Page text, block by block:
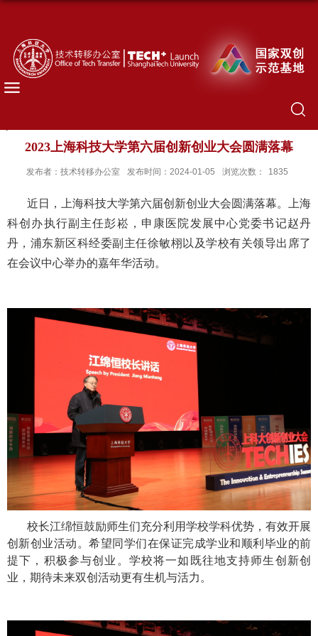
2023上海科技大学第六届创新创业大会圆满落幕
发布者：技术转移办公室 发布时间：2024-01-05 浏览次数： 1835
近日，上海科技大学第六届创新创业大会圆满落幕。上海
科创办执行副主任彭崧，申康医院发展中心党委书记赵丹
丹，浦东新区科经委副主任徐敏栩以及学校有关领导出席了
在会议中心举办的嘉年华活动。
校长江绵恒鼓励师生们充分利用学校学科优势，有效开展
创新创业活动。希望同学们在保证完成学业和顺利毕业的前
提下，积极参与创业。学校将一如既往地支持师生创新创
业，期待未来双创活动更有生机与活力。